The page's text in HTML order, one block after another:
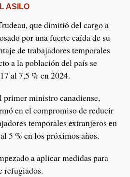
ASILO
que dimitió del cargo a
por una fuerte caída de su
de trabajadores temporales
a la población del país se
al 7,5 % en 2024.
primer ministro canadiense,
en el compromiso de reducir
temporales extranjeros en
5 % en los próximos años.
a aplicar medidas para
refugiados.